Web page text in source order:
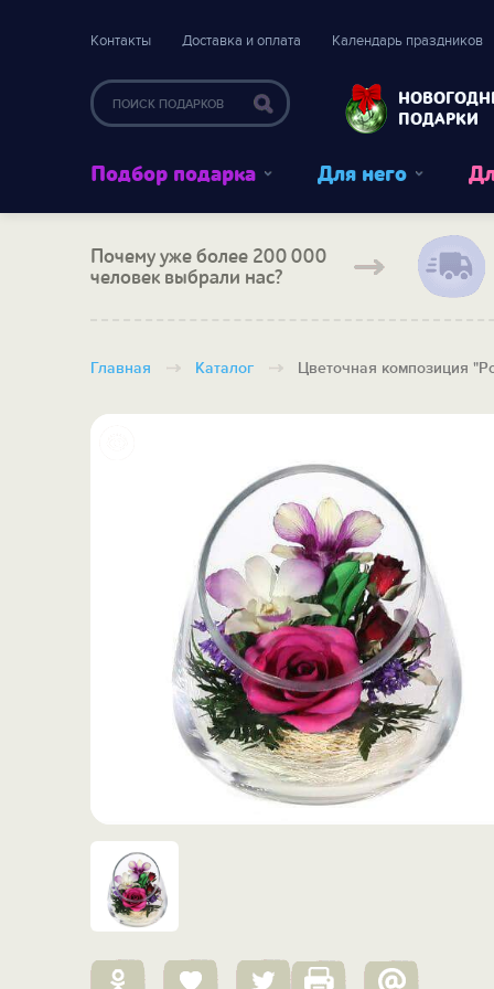
Контакты Доставка и оплата Календарь праздников
ПОДАРКИ
Подбор подарка Для него
Почему уже более 200 000
человек выбрали нас?
Главная Каталог Цветочная композиция